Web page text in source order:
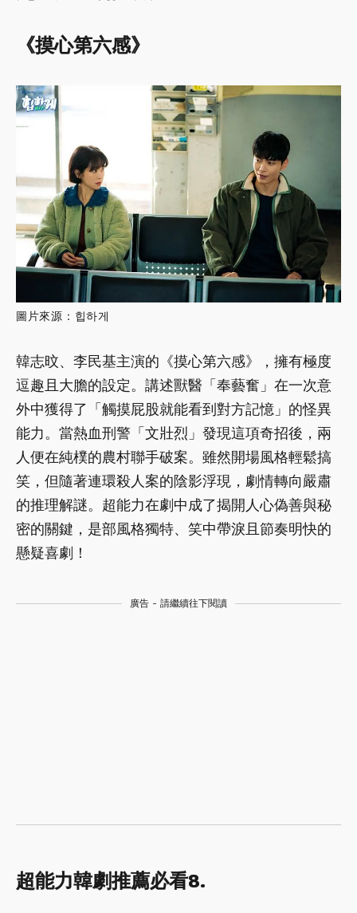
《摸心第六感》
圖片來源：힙하게
韓志旼、李民基主演的《摸心第六感》，擁有極度
逗趣且大膽的設定。講述獸醫「奉藝奮」在一次意
外中獲得了「觸摸屁股就能看到對方記憶」的怪異
能力。當熱血刑警「文壯烈」發現這項奇招後，兩
人便在純樸的農村聯手破案。雖然開場風格輕鬆搞
笑，但隨著連環殺人案的陰影浮現，劇情轉向嚴肅
的推理解謎。超能力在劇中成了揭開人心偽善與秘
密的關鍵，是部風格獨特、笑中帶淚且節奏明快的
懸疑喜劇！
廣告 - 請繼續往下閱讀
超能力韓劇推薦必看8.